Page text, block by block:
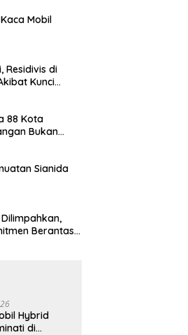
Mobil
Residivis di
Kunci
88 Kota
Bukan
Sianida
Berantas
Hybrid
di